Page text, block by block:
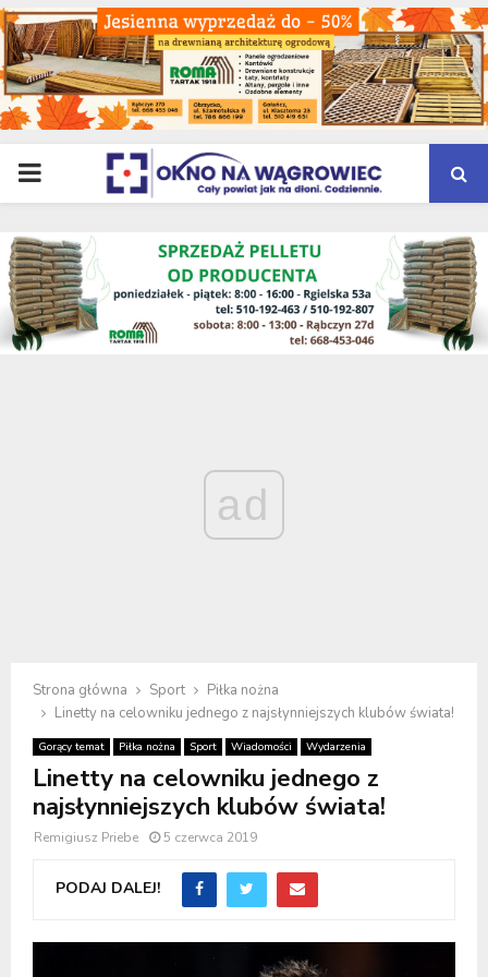
PRIMARY
MENU
ad
Strona główna Sport
Piłka nożna
Linetty na celowniku jednego z najsłynniejszych klubów świata!
Gorący temat Piłka nożna Sport Wiadomości Wydarzenia
Linetty na celowniku jednego z
najsłynniejszych klubów świata!
Remigiusz Priebe 5 czerwca 2019
PODAJ DALEJ!